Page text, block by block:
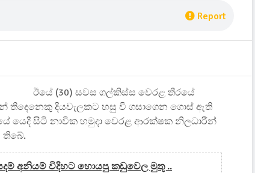
Report
ඊයේ (30) සවස ගල්කිස්ස වෙරළ තීරයේ
තිදෙනෙකු දියවැලකට හසු වී ගසාගෙන ගොස් ඇති
යෙදී සිටි නාවික හමුදා වෙරළ ආරක්ෂක නිලධාරීන්
තිබේ.
අනියම් විදිහට හොයපු කඩුවෙල මුතූ ..